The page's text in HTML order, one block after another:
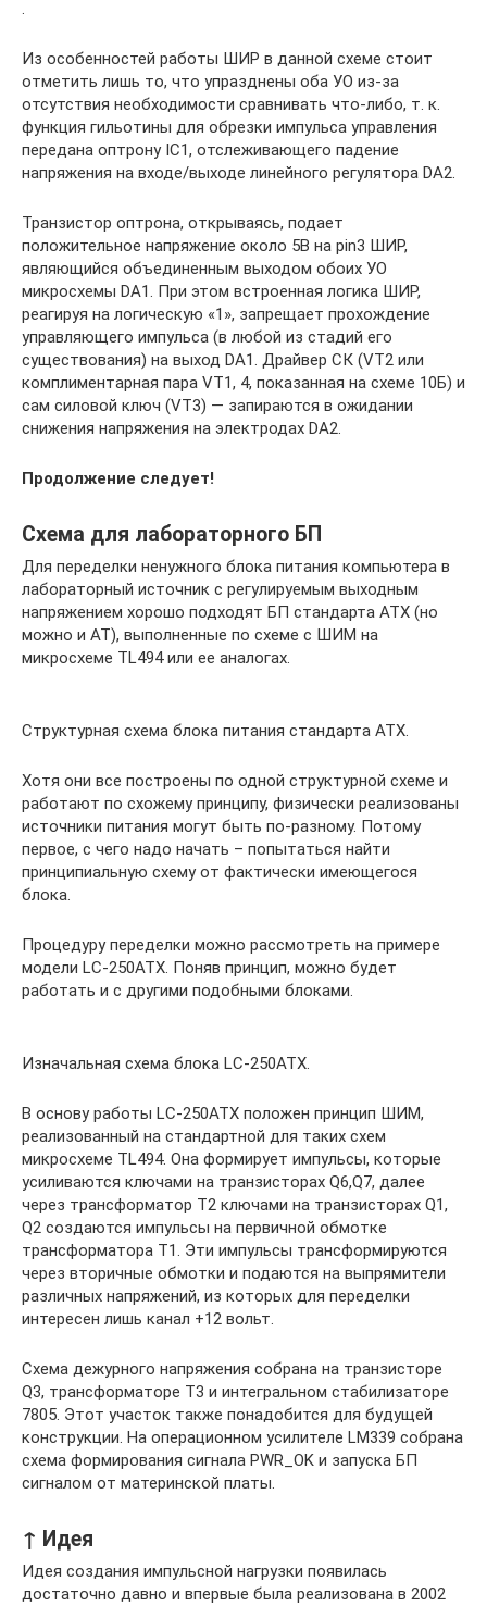
.
Из особенностей работы ШИР в данной схеме стоит
отметить лишь то, что упразднены оба УО из-за
отсутствия необходимости сравнивать что-либо, т. к.
функция гильотины для обрезки импульса управления
передана оптрону IC1, отслеживающего падение
напряжения на входе/выходе линейного регулятора DA2.
Транзистор оптрона, открываясь, подает
положительное напряжение около 5В на pin3 ШИР,
являющийся объединенным выходом обоих УО
микросхемы DA1. При этом встроенная логика ШИР,
реагируя на логическую «1», запрещает прохождение
управляющего импульса (в любой из стадий его
существования) на выход DA1. Драйвер СК (VT2 или
комплиментарная пара VT1, 4, показанная на схеме 10Б) и
сам силовой ключ (VT3) — запираются в ожидании
снижения напряжения на электродах DA2.
Продолжение следует!
Схема для лабораторного БП
Для переделки ненужного блока питания компьютера в
лабораторный источник с регулируемым выходным
напряжением хорошо подходят БП стандарта ATX (но
можно и AT), выполненные по схеме с ШИМ на
микросхеме TL494 или ее аналогах.
Структурная схема блока питания стандарта ATX.
Хотя они все построены по одной структурной схеме и
работают по схожему принципу, физически реализованы
источники питания могут быть по-разному. Потому
первое, с чего надо начать – попытаться найти
принципиальную схему от фактически имеющегося
блока.
Процедуру переделки можно рассмотреть на примере
модели LC-250ATX. Поняв принцип, можно будет
работать и с другими подобными блоками.
Изначальная схема блока LC-250ATX.
В основу работы LC-250ATX положен принцип ШИМ,
реализованный на стандартной для таких схем
микросхеме TL494. Она формирует импульсы, которые
усиливаются ключами на транзисторах Q6,Q7, далее
через трансформатор T2 ключами на транзисторах Q1,
Q2 создаются импульсы на первичной обмотке
трансформатора T1. Эти импульсы трансформируются
через вторичные обмотки и подаются на выпрямители
различных напряжений, из которых для переделки
интересен лишь канал +12 вольт.
Схема дежурного напряжения собрана на транзисторе
Q3, трансформаторе T3 и интегральном стабилизаторе
7805. Этот участок также понадобится для будущей
конструкции. На операционном усилителе LM339 собрана
схема формирования сигнала PWR_OK и запуска БП
сигналом от материнской платы.
↑ Идея
Идея создания импульсной нагрузки появилась
достаточно давно и впервые была реализована в 2002